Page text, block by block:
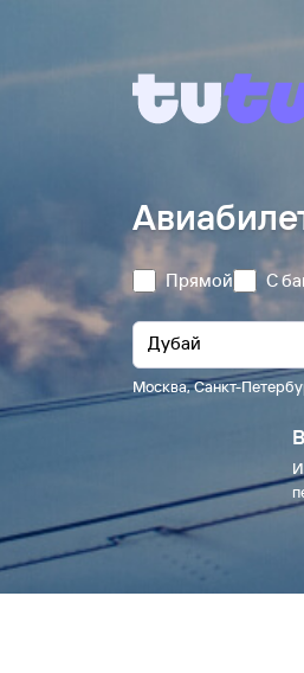
Прямой С
Москва,Санкт-